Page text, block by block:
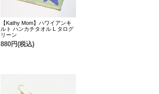
【Kathy Mom】ハワイアンキ
ルト ハンカチタオル L タログ
リーン
880円(税込)